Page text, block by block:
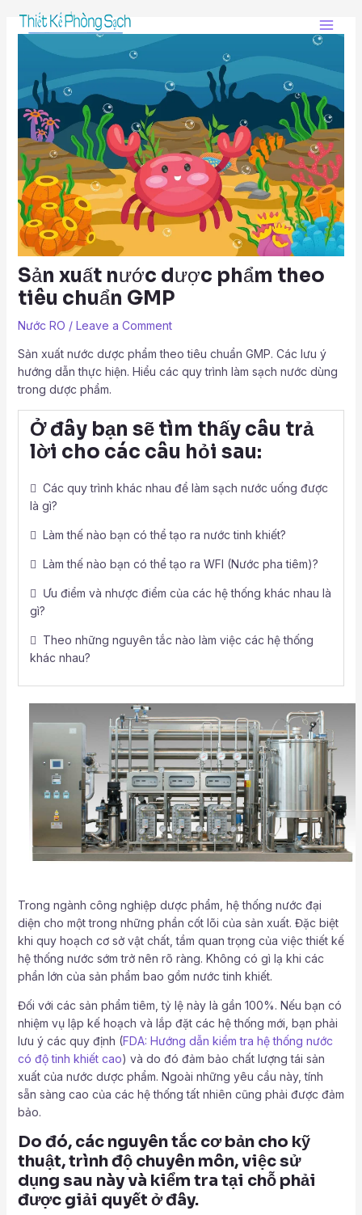
content
Sản xuất nước dược phẩm theo
tiêu chuẩn GMP
Nước RO / Leave a Comment
Sản xuất nước dược phẩm theo tiêu chuẩn GMP. Các lưu ý
hướng dẫn thực hiện. Hiểu các quy trình làm sạch nước dùng
trong dược phẩm.
Ở đây bạn sẽ tìm thấy câu trả
lời cho các câu hỏi sau:
 Các quy trình khác nhau để làm sạch nước uống được
là gì?
 Làm thế nào bạn có thể tạo ra nước tinh khiết?
 Làm thế nào bạn có thể tạo ra WFI (Nước pha tiêm)?
 Ưu điểm và nhược điểm của các hệ thống khác nhau là
gì?
 Theo những nguyên tắc nào làm việc các hệ thống
khác nhau?
Trong ngành công nghiệp dược phẩm, hệ thống nước đại
diện cho một trong những phần cốt lõi của sản xuất. Đặc biệt
khi quy hoạch cơ sở vật chất, tầm quan trọng của việc thiết kế
hệ thống nước sớm trở nên rõ ràng. Không có gì lạ khi các
phần lớn của sản phẩm bao gồm nước tinh khiết.
Đối với các sản phẩm tiêm, tỷ lệ này là gần 100%. Nếu bạn có
nhiệm vụ lập kế hoạch và lắp đặt các hệ thống mới, bạn phải
lưu ý các quy định (FDA: Hướng dẫn kiểm tra hệ thống nước
có độ tinh khiết cao) và do đó đảm bảo chất lượng tái sản
xuất của nước dược phẩm. Ngoài những yêu cầu này, tính
sẵn sàng cao của các hệ thống tất nhiên cũng phải được đảm
bảo.
Do đó, các nguyên tắc cơ bản cho kỹ
thuật, trình độ chuyên môn, việc sử
dụng sau này và kiểm tra tại chỗ phải
được giải quyết ở đây.
navigation